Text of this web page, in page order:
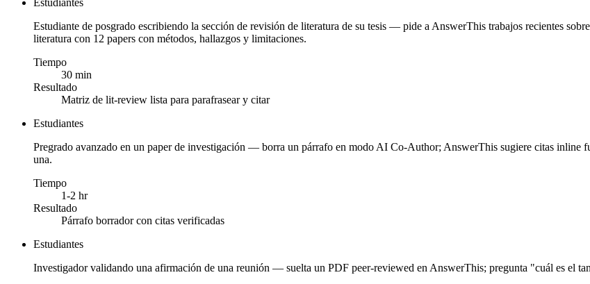
Estudiante de posgrado escribiendo la sección de revisión de literatura de su tesis — pide a AnswerThis trabajos recientes
literatura con 12 papers con métodos, hallazgos y limitaciones.
Tiempo
30 min
Resultado
Matriz de lit-review lista para parafrasear y citar
Estudiantes
Pregrado avanzado en un paper de investigación — borra un párrafo en modo AI Co-Author; AnswerThis sugiere citas inline
una.
Tiempo
1-2 hr
Resultado
Párrafo borrador con citas verificadas
Estudiantes
Investigador validando una afirmación de una reunión — suelta un PDF peer-reviewed en AnswerThis; pregunta "cuál es el